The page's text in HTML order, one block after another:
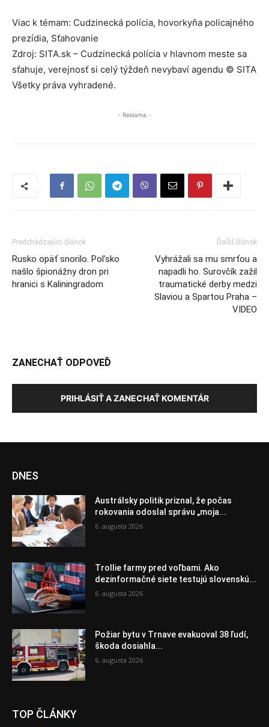
Viac k témam: Cudzinecká polícia, hovorkyňa policajného
prezídia, Sťahovanie
Zdroj: SITA.sk – Cudzinecká polícia v hlavnom meste sa
sťahuje, verejnosť si celý týždeň nevybaví agendu © SITA
Všetky práva vyhradené.
- Reklama -
Predchádzajúci článok
Rusko opäť snorilo. Poľsko
našlo špionážny dron pri
hranici s Kaliningradom
Ďalší článok
Vyhrážali sa mu smrťou a
napadli ho. Surovčík zažil
traumatické derby medzi
Slaviou a Spartou Praha –
VIDEO
ZANECHAŤ ODPOVEĎ
PRIHLÁSIŤ A ZANECHAŤ KOMENTÁR
DNES
Austrálsky politik priznal, že počas
rokovania odoslal správu „moja...
6. augusta 2026
Trollie farmy pred voľbami. Ako
dezinformačné siete testujú slovenskú...
6. augusta 2026
Požiar bytu v Trnave evakuoval 38 ľudí,
škoda dosiahla...
6. augusta 2026
TOP ČLÁNKY